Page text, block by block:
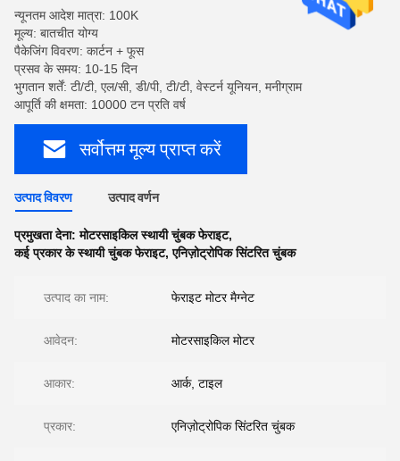
न्यूनतम आदेश मात्रा: 100K
मूल्य: बातचीत योग्य
पैकेजिंग विवरण: कार्टन + फूस
प्रसव के समय: 10-15 दिन
भुगतान शर्तें: टी/टी, एल/सी, डी/पी, टी/टी, वेस्टर्न यूनियन, मनीग्राम
आपूर्ति की क्षमता: 10000 टन प्रति वर्ष
सर्वोत्तम मूल्य प्राप्त करें
उत्पाद विवरण उत्पाद वर्णन
प्रमुखता देना:मोटरसाइकिल स्थायी चुंबक फेराइट,
कई प्रकार के स्थायी चुंबक फेराइट,एनिज़ोट्रोपिक सिंटरित चुंबक
उत्पाद का नाम: फेराइट मोटर मैग्नेट
आवेदन: मोटरसाइकिल मोटर
आकार: आर्क, टाइल
प्रकार: एनिज़ोट्रोपिक सिंटरित चुंबक